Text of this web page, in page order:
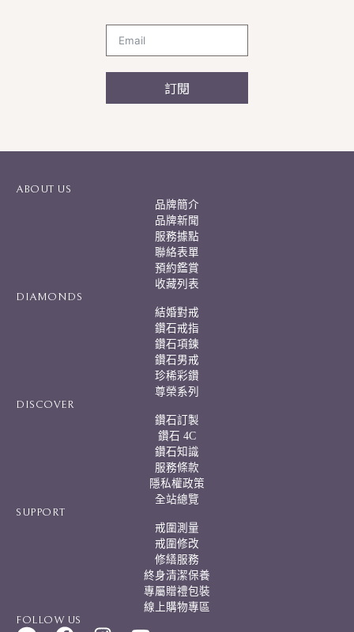
訂閱
t
ABOUT US
品牌簡介
品牌新聞
服務據點
聯絡表單
預約鑑賞
收藏列表
DIAMONDS
結婚對戒
鑽石戒指
鑽石項鍊
鑽石男戒
珍稀彩鑽
尊榮系列
DISCOVER
鑽石訂製
鑽石 4C
鑽石知識
服務條款
隱私權政策
全站總覽
SUPPORT
戒圍測量
戒圍修改
修繕服務
終身清潔保養
專屬贈禮包裝
線上購物專區
FOLLOW US